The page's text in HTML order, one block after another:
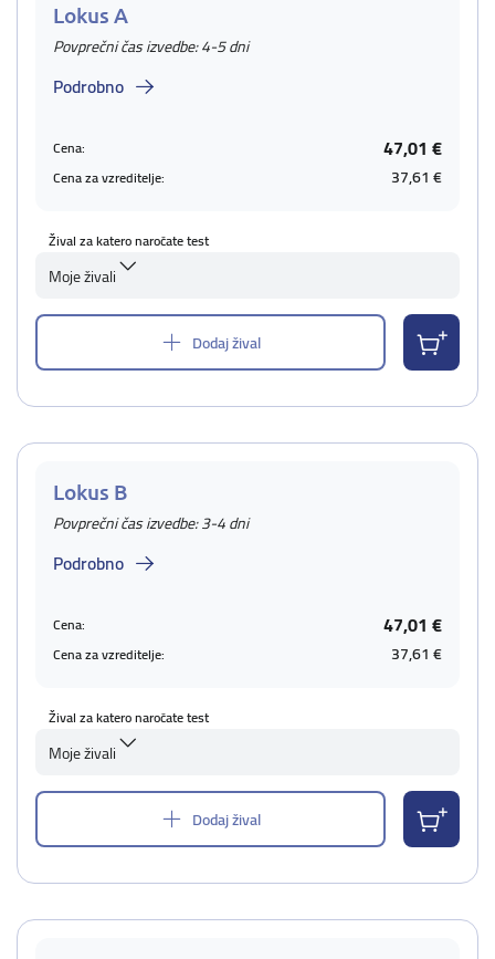
Lokus A
Povprečni čas izvedbe: 4-5 dni
Podrobno
Cena: 47,01 €
Cena za vzreditelje: 37,61 €
Žival za katero naročate test
Moje živali
Dodaj žival
Lokus B
Povprečni čas izvedbe: 3-4 dni
Podrobno
Cena: 47,01 €
Cena za vzreditelje: 37,61 €
Žival za katero naročate test
Moje živali
Dodaj žival